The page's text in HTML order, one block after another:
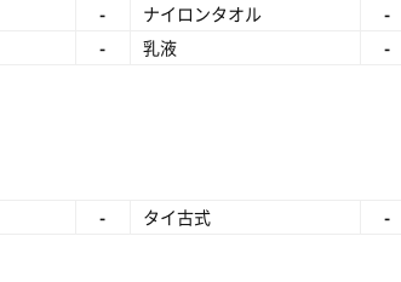
- ナイロンタオル
-
- 乳液
-
- タイ古式 -